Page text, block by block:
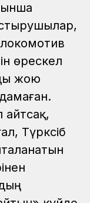
өрескел
жою
Түрксіб